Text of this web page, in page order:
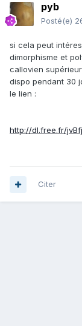
pyb
Posté(e)
si cela peut
dimorphisme et
callovien
dispo pendant 30
le lien :
http://dl.free.fr/
Citer